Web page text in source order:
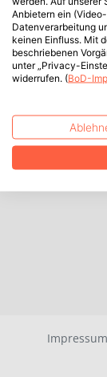
Impressum
Anbietern ein
Datenverarbeitung
keinen Einfluss. Mit
beschriebenen
unter „Privacy-
widerrufen. (BoD-